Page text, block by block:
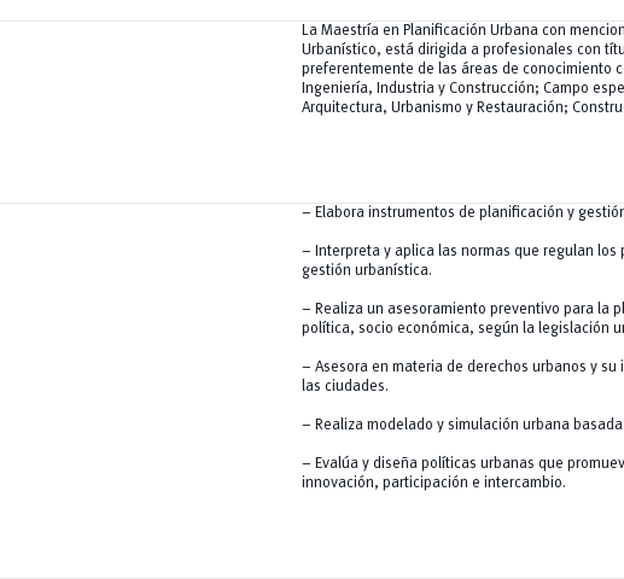
La Maestría en Planificación Urbana con
Urbanístico, está dirigida a profesionales con
preferentemente de las áreas de conocimiento
Ingeniería, Industria y Construcción; Campo
Arquitectura, Urbanismo y Restauración;
– Elabora instrumentos de planificación y
– Interpreta y aplica las normas que regulan
gestión urbanística.
– Realiza un asesoramiento preventivo para la
política, socio económica, según la legislación
– Asesora en materia de derechos urbanos y
las ciudades.
– Realiza modelado y simulación urbana
– Evalúa y diseña políticas urbanas que
innovación, participación e intercambio.